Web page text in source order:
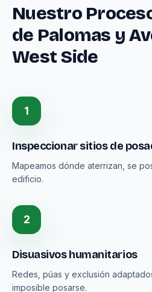
Nuestro
de Palomas y
West Side
1
Inspeccionar sitios de
Mapeamos dónde aterrizan, se
edificio.
2
Disuasivos humanitarios
Redes, púas y exclusión
imposible posarse.